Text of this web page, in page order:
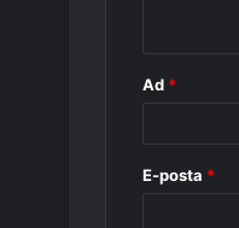
Ad *
E-posta *